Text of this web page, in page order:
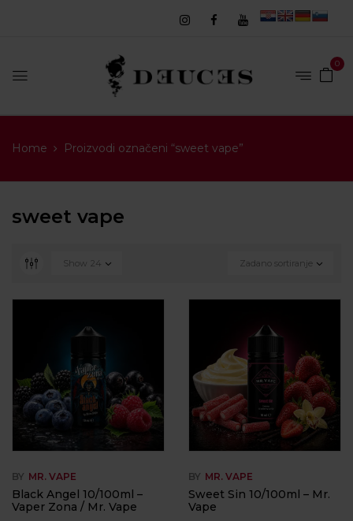
0
Home Proizvodi označeni “sweet vape”
sweet vape
Zadano sortiranje
Show 24
BY MR. VAPE
Black Angel 10/100ml –
Vaper Zona / Mr. Vape
BY MR. VAPE
Sweet Sin 10/100ml – Mr.
Vape